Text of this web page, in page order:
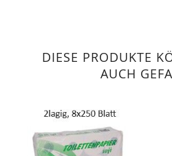
DIESE PRODUKTE
AUCH